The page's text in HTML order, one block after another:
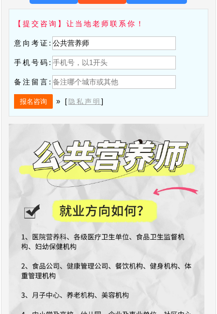
【提交咨询】让当地老师联系你！
意向考证:
手机号码:
备注留言:
» [隐私声明]